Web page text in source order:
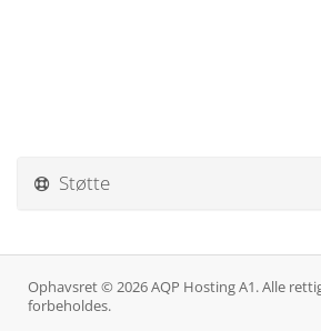
Støtte
Ophavsret © 2026 AQP Hosting A1. Alle
forbeholdes.